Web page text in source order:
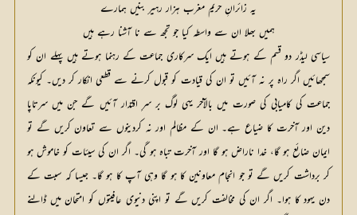
یہ زائرانِ حریم مغرب ہزار رہیر بنیں ہمارے
ہمیں بھلا ان سے واسطہ کیا جو تجھ سے نا آشنا رہے ہیں
سیاسی لیڈر دو قسم کے ہوتے ہیں ایک سرکاری جماعت کے رہنما ہوتے ہیں پہلے ان کو
سمجھائیں اگر راہ پر نہ آئیں تو ان کی قیادت کو قبول کرنے سے قطعی انکار کر دیں۔ کیونکہ
جماعت کی کامیابی کی صورت میں بالآخر یہی لوگ بر سرِ اقتدار آئیں گے جن میں سرتاپا
دین اور آخرت کا ضیاع ہے۔ ان کے مظالم اور نہ کردینوں سے تعاون کریں گے تو
ایمان ضائع ہو گا، خدا ناراض ہو گا اور آخرت تباہ ہو گی۔ اگر ان کی سیئات کو خاموش ہو
کر برداشت کریں گے تو جو انجام معاونین کا ہو گا وہی آپ کا ہو گا۔ جیسا کہ سبت کے
دن یہود کا ہوا۔ اگر ان کی مخالفت کریں گے تو اپنی دنیوی عافیتوں کو امتحان میں ڈالنے